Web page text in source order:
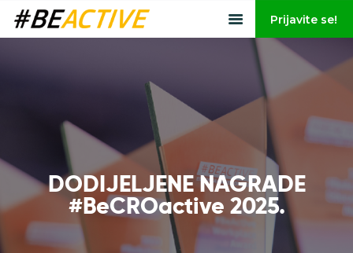
Prijavite se!
DODIJELJENE NAGRADE
#BeCROactive 2025.